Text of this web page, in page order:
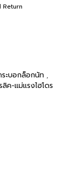
Return
ระบอกล็อกนัท ,
ลิค-แม่แรงไฮโดร